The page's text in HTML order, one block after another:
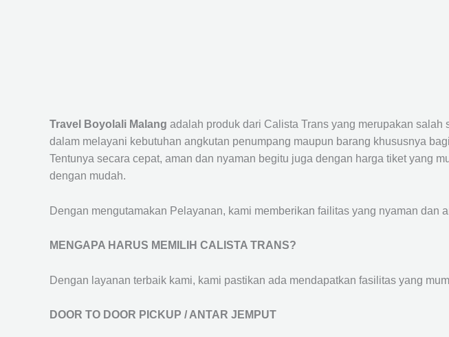
Travel Boyolali Malang adalah produk dari Calista Trans yang merupakan salah
dalam melayani kebutuhan angkutan penumpang maupun barang khususnya
Tentunya secara cepat, aman dan nyaman begitu juga dengan harga tiket yang
dengan mudah.
Dengan mengutamakan Pelayanan, kami memberikan failitas yang nyaman dan
MENGAPA HARUS MEMILIH CALISTA TRANS?
Dengan layanan terbaik kami, kami pastikan ada mendapatkan fasilitas yang
DOOR TO DOOR PICKUP / ANTAR JEMPUT